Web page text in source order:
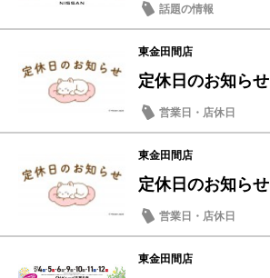
話題の情報
東金田間店
定休日のお知らせ
営業日・店休日
東金田間店
定休日のお知らせ
営業日・店休日
東金田間店